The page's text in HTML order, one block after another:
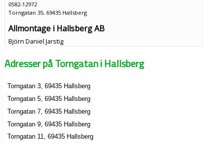
0582-12972
Torngatan 35, 69435 Hallsberg
Allmontage i Hallsberg AB
Björn Daniel Jarstig
Torngatan 7, 69435 Hallsberg
Adresser på Torngatan i Hallsberg
Torngatan 3, 69435 Hallsberg
Torngatan 5, 69435 Hallsberg
Torngatan 7, 69435 Hallsberg
Torngatan 9, 69435 Hallsberg
Torngatan 11, 69435 Hallsberg